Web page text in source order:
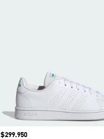
Precio
$299.950